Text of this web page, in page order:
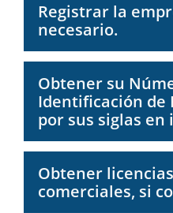
Registrar la
necesario.
Obtener su
Identificación de
por sus siglas en
Obtener
comerciales, si